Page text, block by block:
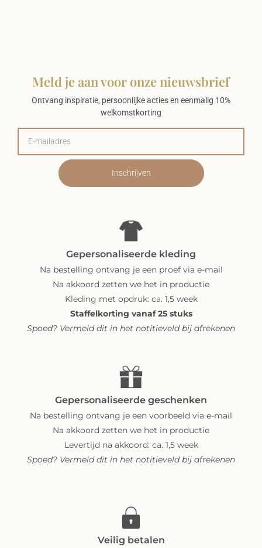
Meld je aan voor onze nieuwsbrief
Ontvang inspiratie, persoonlijke acties en eenmalig 10%
welkomstkorting
Inschrijven
Gepersonaliseerde kleding
Na bestelling ontvang je een proef via e-mail
Na akkoord zetten we het in productie
Kleding met opdruk: ca. 1,5 week
Staffelkorting vanaf 25 stuks
Spoed? Vermeld dit in het notitieveld bij afrekenen
Gepersonaliseerde geschenken
Na bestelling ontvang je een voorbeeld via e-mail
Na akkoord zetten we het in productie
Levertijd na akkoord: ca. 1,5 week
Spoed? Vermeld dit in het notitieveld bij afrekenen
Veilig betalen